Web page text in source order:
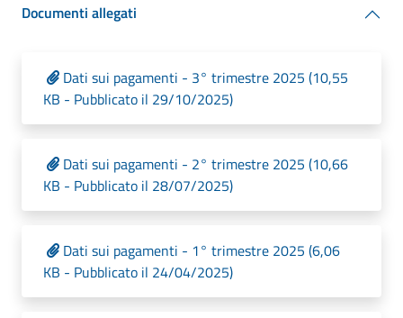
Documenti allegati
Dati sui pagamenti - 3° trimestre 2025 (10,55
KB - Pubblicato il 29/10/2025)
Dati sui pagamenti - 2° trimestre 2025 (10,66
KB - Pubblicato il 28/07/2025)
Dati sui pagamenti - 1° trimestre 2025 (6,06
KB - Pubblicato il 24/04/2025)